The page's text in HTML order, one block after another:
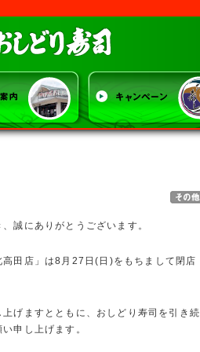
誠にありがとうございます。
田店」は8月27日(日)をもちまして閉店
げますとともに、おしどり寿司を引き続
申し上げます。